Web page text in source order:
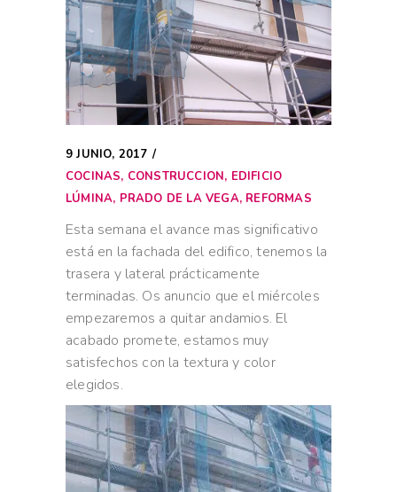
9 JUNIO, 2017
COCINAS, CONSTRUCCION, EDIFICIO
LÚMINA, PRADO DE LA VEGA, REFORMAS
Esta semana el avance mas significativo
está en la fachada del edifico, tenemos la
trasera y lateral prácticamente
terminadas. Os anuncio que el miércoles
empezaremos a quitar andamios. El
acabado promete, estamos muy
satisfechos con la textura y color
elegidos.